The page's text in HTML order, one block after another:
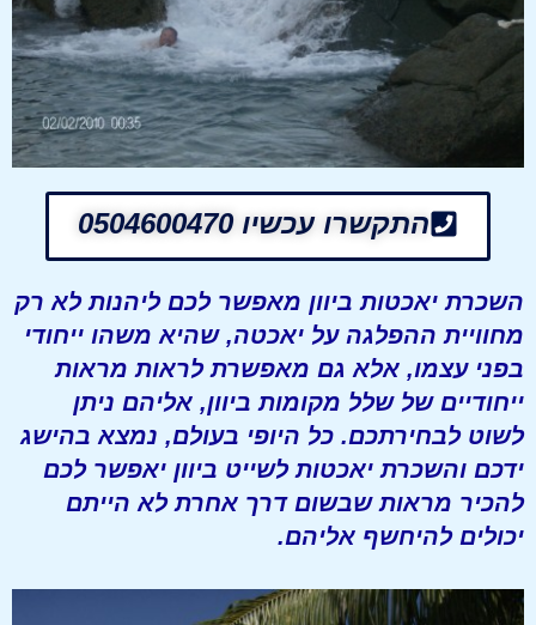
התקשרו עכשיו 0504600470
השכרת יאכטות ביוון מאפשר לכם ליהנות לא רק
מחוויית ההפלגה על יאכטה, שהיא משהו ייחודי
בפני עצמו, אלא גם מאפשרת לראות מראות
ייחודיים של שלל מקומות ביוון, אליהם ניתן
לשוט לבחירתכם. כל היופי בעולם, נמצא בהישג
ידכם והשכרת יאכטות לשייט ביוון יאפשר לכם
להכיר מראות שבשום דרך אחרת לא הייתם
יכולים להיחשף אליהם.